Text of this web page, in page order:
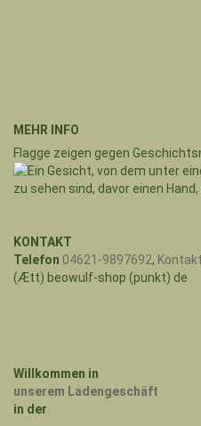
MEHR INFO
Flagge zeigen gegen
KONTAKT
Telefon 04621-9897692,
(Ætt) beowulf-shop (punkt) de
Willkommen in
unserem Ladengeschäft
in der